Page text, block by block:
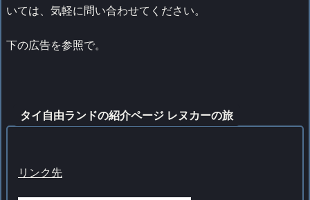
いては、気軽に問い合わせてください。
下の広告を参照で。
タイ自由ランドの紹介ページ レヌカーの旅
リンク先